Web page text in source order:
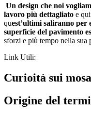
Un design che noi
lavoro più dettagliato e
quest’ultimi saliranno per
superficie del pavimento
sforzi e più tempo nella sua
Link Utili:
Curioità sui
Origine del